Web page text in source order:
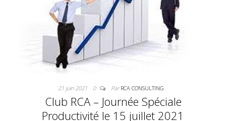
21 juin 2021 0 ParRCA CONSULTING
Club RCA – Journée Spéciale
Productivité le 15 juillet 2021